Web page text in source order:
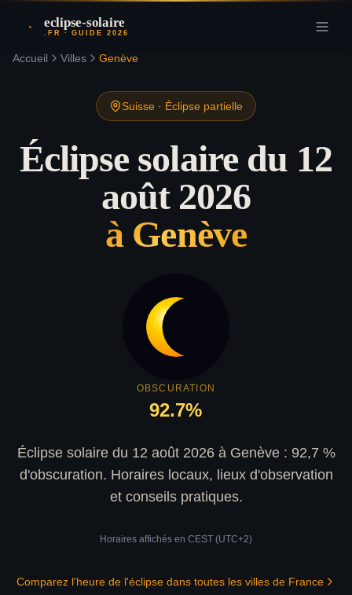
eclipse-solaire
.FR · GUIDE 2026
Accueil Villes Genève
Suisse · Éclipse partielle
Éclipse solaire du 12
août 2026
à Genève
OBSCURATION
92.7%
Éclipse solaire du 12 août 2026 à Genève : 92,7 %
d'obscuration. Horaires locaux, lieux d'observation
et conseils pratiques.
Horaires affichés en CEST (UTC+2)
Comparez l'heure de l'éclipse dans toutes les villes de France